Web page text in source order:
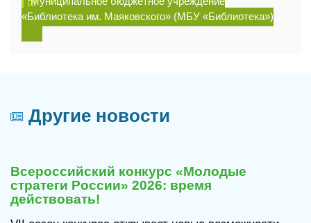
«Библиотека им. Маяковского» (МБУ «Библиотека»)
Другие новости
Всероссийский конкурс «Молодые
стратеги России» 2026: время
действовать!